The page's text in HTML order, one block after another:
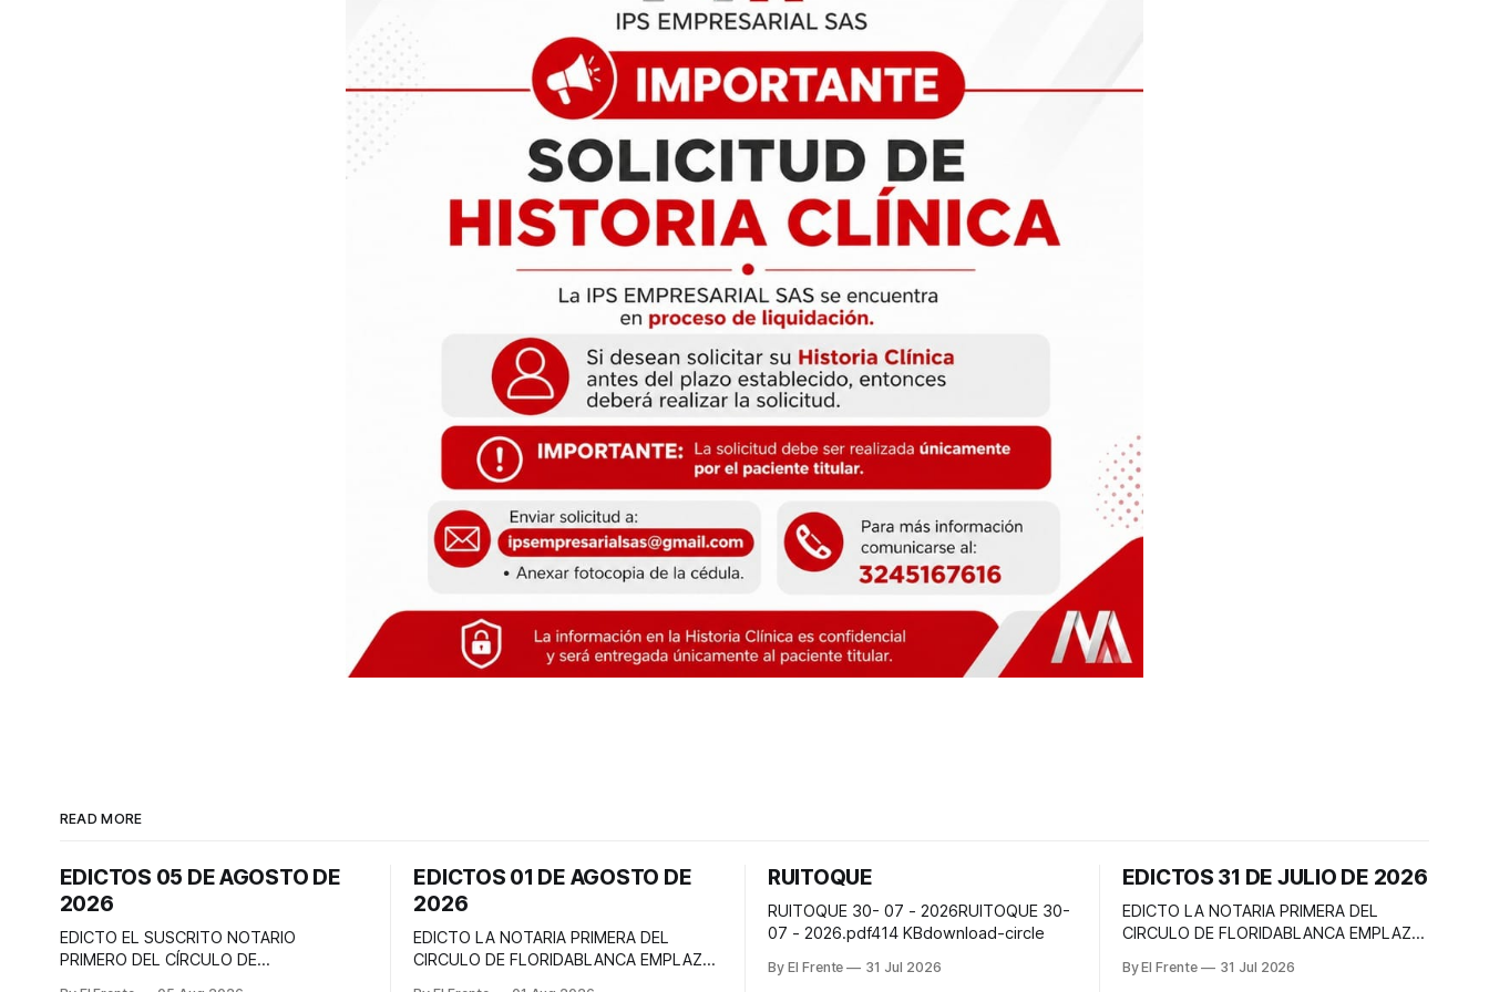
READ MORE
EDICTOS 05 DE AGOSTO DE
2026
EDICTO EL SUSCRITO NOTARIO
PRIMERO DEL CÍRCULO DE
EDICTOS 01 DE AGOSTO DE
2026
EDICTO LA NOTARIA PRIMERA DEL
CIRCULO DE FLORIDABLANCA EMPLAZA
RUITOQUE
RUITOQUE 30- 07 - 2026RUITOQUE 30-
07 - 2026.pdf414 KBdownload-circle
By El Frente 31 Jul 2026
EDICTOS 31 DE JULIO DE 2026
EDICTO LA NOTARIA PRIMERA DEL
CIRCULO DE FLORIDABLANCA EMPLAZA
con derecho a intervenir dentro de los
By El Frente 31 Jul 2026